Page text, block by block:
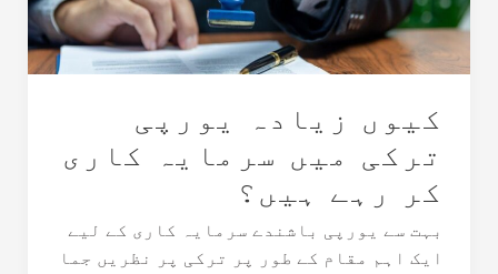
کیوں زیادہ یورپی
ترکی میں سرمایہ کاری
کر رہے ہیں؟
بہت سے یورپی باشندے سرمایہ کاری کے لیے
ایک اہم مقام کے طور پر ترکی پر نظریں جما
کاری
کر
رہے